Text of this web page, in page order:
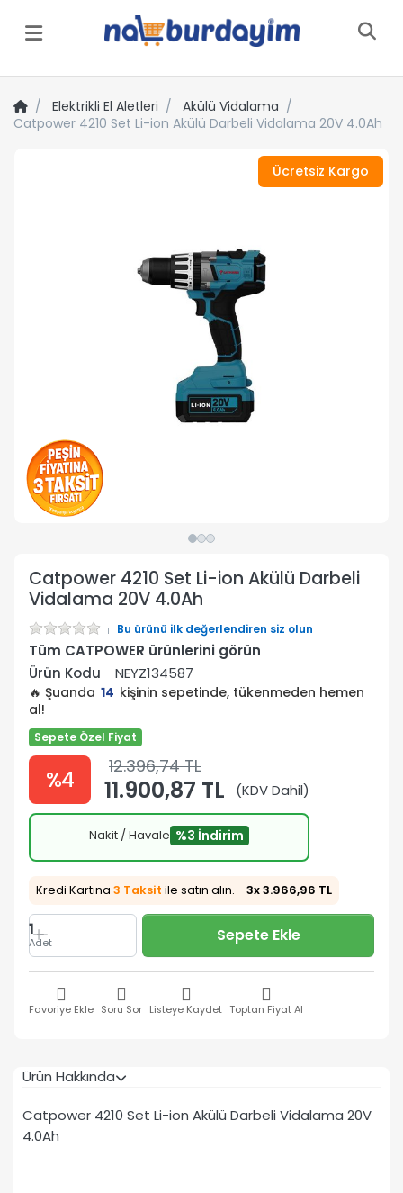
Menü
Elektrikli El Aletleri
Akülü Vidalama
Catpower 4210 Set Li-ion Akülü Darbeli Vidalama 20V 4.0Ah
Ücretsiz Kargo
Catpower 4210 Set Li-ion Akülü Darbeli
Vidalama 20V 4.0Ah
Bu ürünü ilk değerlendiren siz olun
Tüm CATPOWER ürünlerini görün
Ürün Kodu
NEYZ134587
🔥 Şuanda 14 kişinin sepetinde, tükenmeden hemen
al!
Sepete Özel Fiyat
%4 12.396,74 TL
11.900,87 TL (KDV Dahil)
Nakit / Havale %3 İndirim
Kredi Kartına 3 Taksit ile satın alın. - 3x 3.966,96 TL
1
Adet Sepete Ekle
Favoriye Ekle Soru Sor Listeye Kaydet Toptan Fiyat Al
Ürün Hakkında
Catpower 4210 Set Li-ion Akülü Darbeli Vidalama 20V
4.0Ah